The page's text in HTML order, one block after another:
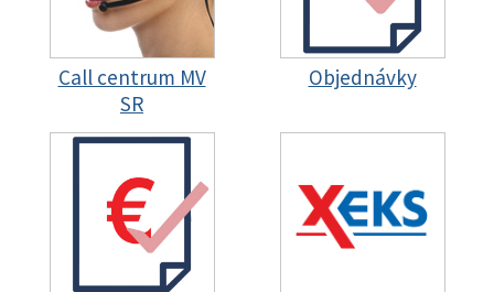
Call centrum MV
SR
Objednávky